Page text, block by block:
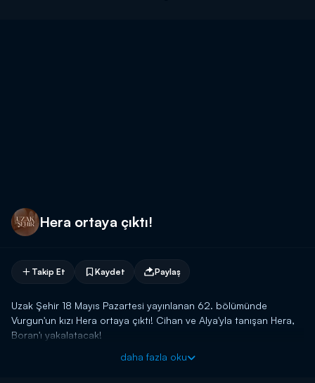
Hera ortaya çıktı!
Takip Et Kaydet Paylaş
Uzak Şehir 18 Mayıs Pazartesi yayınlanan 62. bölümünde
Vurgun'un kızı Hera ortaya çıktı! Cihan ve Alya'yla tanışan Hera,
Boran'ı yakalatacak!
Uzak Şehir yeni bölümleriyle pazartesi akşamları Kanal D'de!
daha fazla oku